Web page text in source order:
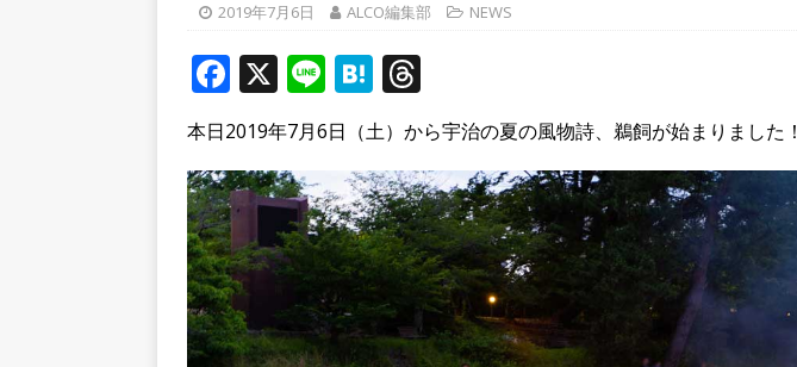
ルから甲賀市に向かって約400mの農地【京都府宇治田原町】
[ 2026年8月8日 ]
へ行ってきた！【八幡市】
2019年7月6日 ALCO編集部 NEWS
F
a
c
e
b
o
o
k
X Li
n
e
H
at
e
n
a
h
r
e
a
d
s
本日2019年7月6日（土）から宇治の夏の風物詩、鵜飼が始まりました！